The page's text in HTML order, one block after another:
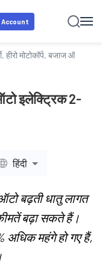
Account
हीरो मोटोकॉर्प, बजाज ऑटो
ऑटो इलेक्ट्रिक 2-
हिंदी
बढ़ती धातु लागत
बढ़ा सकते हैं।
महंगे हो गए हैं,